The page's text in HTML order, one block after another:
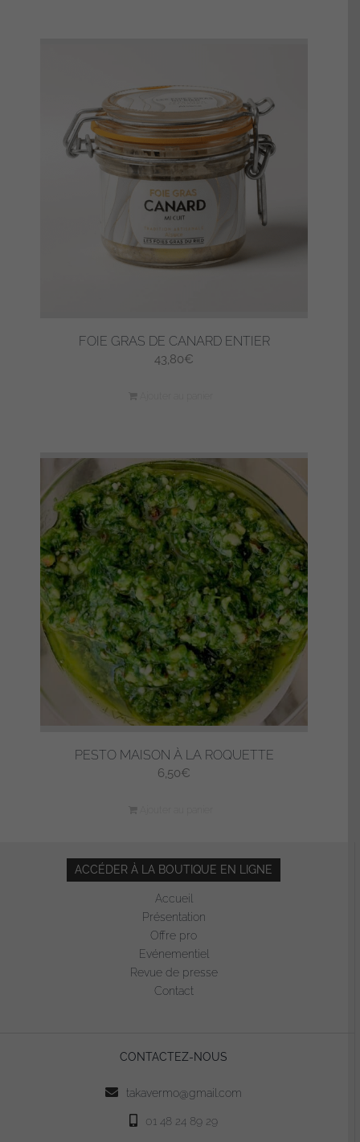
FOIE GRAS DE CANARD ENTIER
43,80€
PESTO MAISON À LA ROQUETTE
6,50€
ACCÉDER À LA BOUTIQUE EN LIGNE
Accueil
Présentation
Offre pro
Evénementiel
Revue de presse
Contact
CONTACTEZ-NOUS
takavermo@gmail.com
01 48 24 89 29